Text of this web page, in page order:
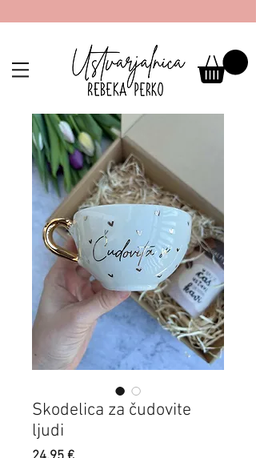
Skodelica za čudovite
ljudi